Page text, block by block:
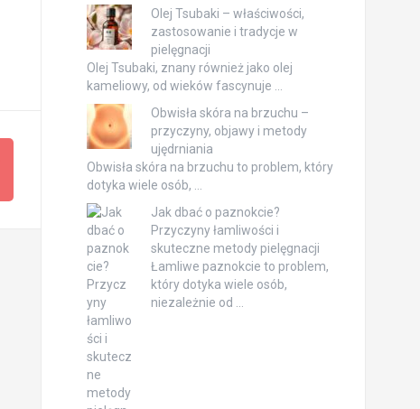
Olej Tsubaki – właściwości,
zastosowanie i tradycje w
pielęgnacji
Olej Tsubaki, znany również jako olej
kameliowy, od wieków fascynuje …
Obwisła skóra na brzuchu –
przyczyny, objawy i metody
ujędrniania
Obwisła skóra na brzuchu to problem, który
dotyka wiele osób, …
Jak dbać o paznokcie?
Przyczyny łamliwości i
skuteczne metody pielęgnacji
Łamliwe paznokcie to problem,
który dotyka wiele osób,
niezależnie od …